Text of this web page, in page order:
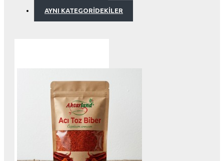
AYNI KATEGORIDEKILER